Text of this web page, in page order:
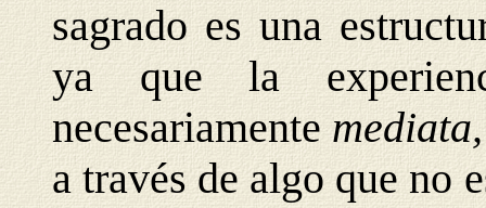
sagrado es una
ya que la
necesariamente
a través de algo que no